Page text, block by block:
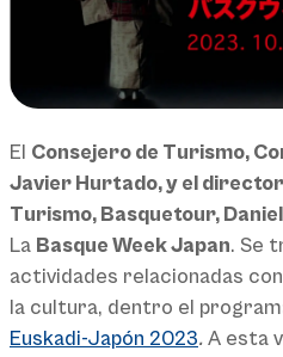
El Consejero de Turismo,
Javier Hurtado, y el director
Turismo, Basquetour,
La Basque Week Japan. Se
actividades relacionadas
la cultura, dentro el
Euskadi-Japón 2023. A esta